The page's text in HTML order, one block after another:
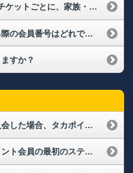
購入者が来場しない場合、QRチケットごとに、家族・友人に譲ることはできますか？
会員マイページにログインする際の会員番号はどれですか？また、パスワードを忘れてしまった場合はどうすればよいですか？（ログインができない）
すか？
ホークス筑後ファンクラブに入会した場合、タカポイントはもらえますか？
クラブホークス会員、タカポイント会員の最初のステージはどこから始まりますか？